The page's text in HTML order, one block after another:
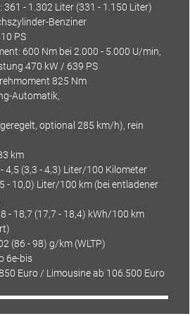
- 1.302 Liter (331 - 1.150 Liter)
Benziner
PS
600 Nm bei 2.000 - 5.000 U/min,
470 kW / 639 PS
825 Nm
Automatik,
optional 285 km/h), rein
km
4,5 (3,3 - 4,3) Liter/100 Kilometer
- 10,0) Liter/100 km (bei entladener
- 18,7 (17,7 - 18,4) kWh/100 km
(86 - 98) g/km (WLTP)
6e-bis
Euro / Limousine ab 106.500 Euro